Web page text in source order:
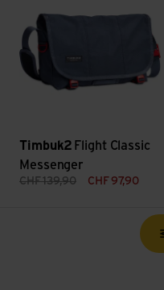
Timbuk2 Flight Classic
Messenger
CHF139,90 CHF 97,90